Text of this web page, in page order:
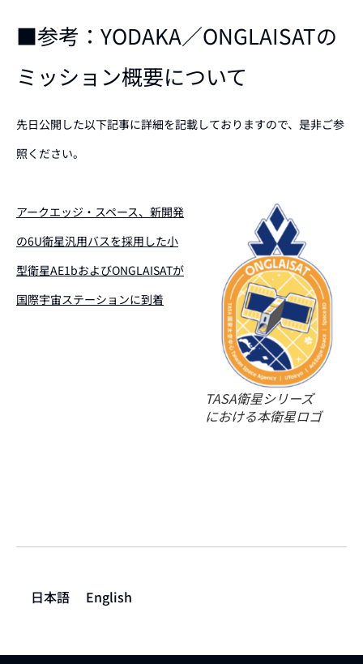
■参考：YODAKA／ONGLAISATの
ミッション概要について
先日公開した以下記事に詳細を記載しておりますので、是非ご参
照ください。
TASA衛星シリーズ
における本衛星ロゴ
アークエッジ・スペース、新開発
の6U衛星汎用バスを採用した小
型衛星AE1bおよびONGLAISATが
国際宇宙ステーションに到着
日本語 English